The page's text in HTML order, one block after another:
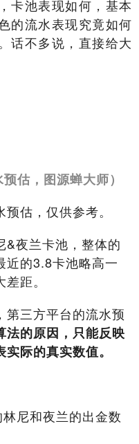
卡池表现如何，基本
的流水表现究竟如何
话不多说，直接给大
估，图源蝉大师）
估，仅供参考。
&夜兰卡池，整体的
近的3.8卡池略高一
距。
第三方平台的流水预
法的原因，只能反映
际的真实数值。
尼和夜兰的出金数